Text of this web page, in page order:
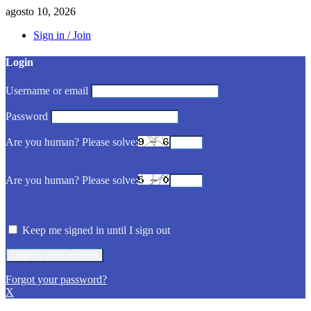
agosto 10, 2026
Sign in / Join
Login
Username or email
Password
Are you human? Please solve:
Are you human? Please solve:
Keep me signed in until I sign out
Forgot your password?
X